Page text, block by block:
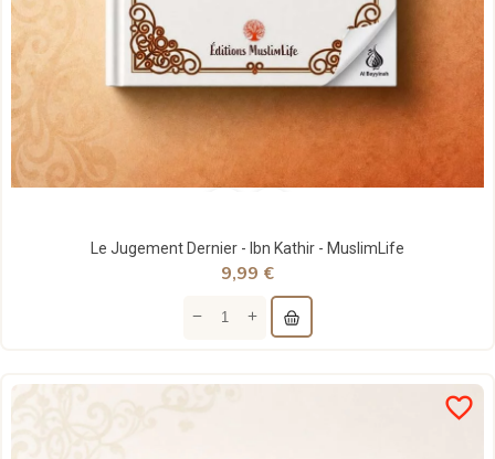
Le Jugement Dernier - Ibn Kathir - MuslimLife
9,99 €
favorite_border